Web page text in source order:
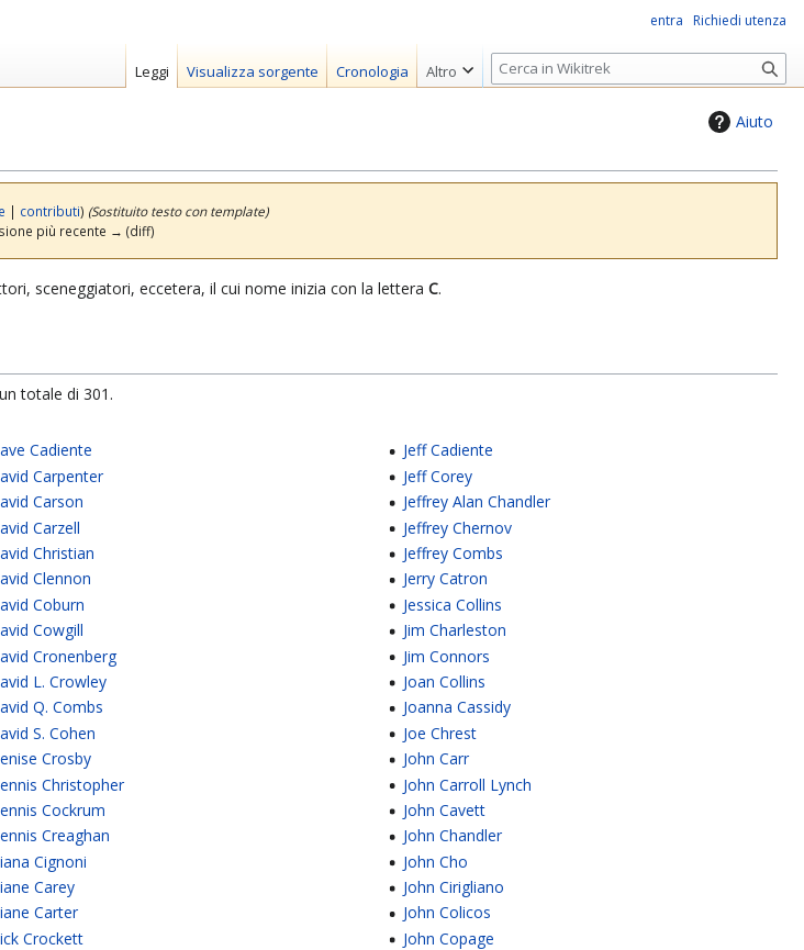
Aiuto
| contributi) (Sostituito testo con template)
più recente → (diff)
sceneggiatori, eccetera, il cui nome inizia con la lettera C.
totale di 301.
Cadiente
Carpenter
Carson
Carzell
Christian
Clennon
Coburn
Cowgill
Cronenberg
L. Crowley
Q. Combs
S. Cohen
Crosby
Christopher
Cockrum
Creaghan
Cignoni
Carey
Carter
Crockett
Jeff Cadiente
Jeff Corey
Jeffrey Alan Chandler
Jeffrey Chernov
Jeffrey Combs
Jerry Catron
Jessica Collins
Jim Charleston
Jim Connors
Joan Collins
Joanna Cassidy
Joe Chrest
John Carr
John Carroll Lynch
John Cavett
John Chandler
John Cho
John Cirigliano
John Colicos
John Copage
entra Richiedi utenza
Leggi Visualizza sorgente Cronologia Altro
R
i
r